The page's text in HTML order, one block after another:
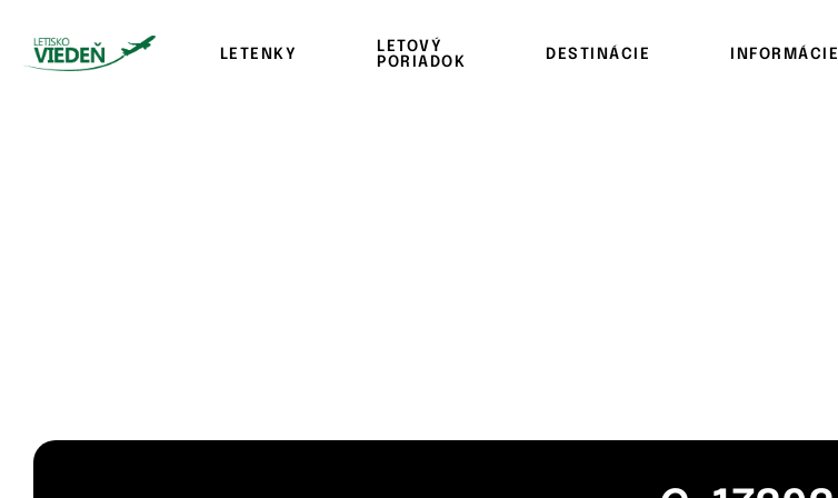
LETENKY
LETOVÝ
PORIADOK
DESTINÁCIE INFORMÁCIE